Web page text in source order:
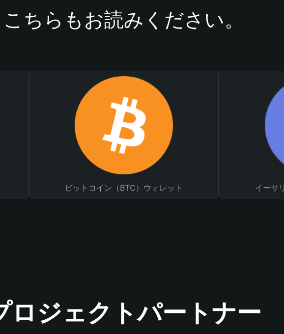
こちらもお読みください。
ビットコイン（BTC）ウォレット イーサ
ロジェクトパートナー